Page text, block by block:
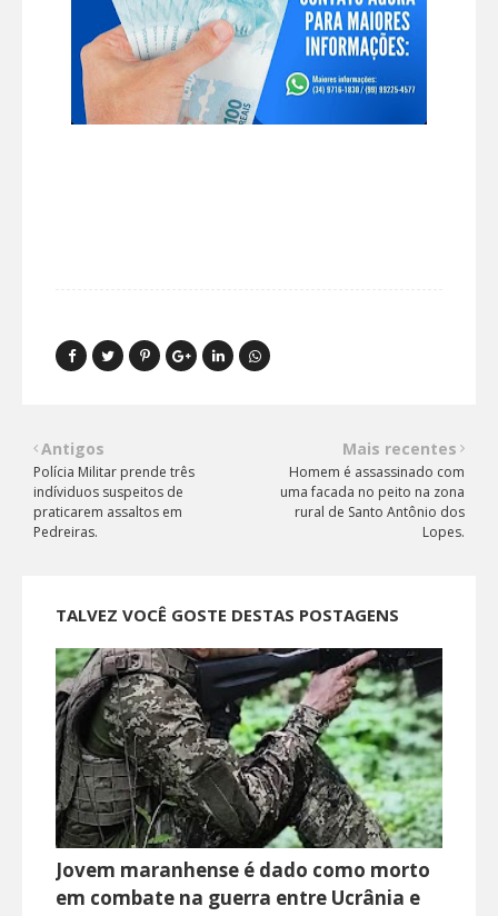
Mais recentes
Homem é assassinado com
uma facada no peito na zona
rural de Santo Antônio dos
Lopes.
Antigos
Polícia Militar prende três
indíviduos suspeitos de
praticarem assaltos em
Pedreiras.
TALVEZ VOCÊ GOSTE DESTAS POSTAGENS
Jovem maranhense é dado como morto
em combate na guerra entre Ucrânia e